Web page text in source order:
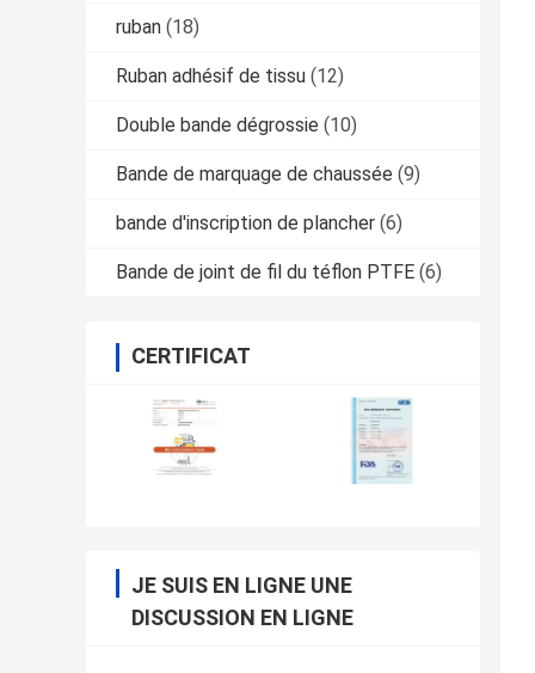
ruban (18)
Ruban adhésif de tissu (12)
Double bande dégrossie (10)
Bande de marquage de chaussée (9)
bande d'inscription de plancher (6)
Bande de joint de fil du téflon PTFE (6)
CERTIFICAT
JE SUIS EN LIGNE UNE
DISCUSSION EN LIGNE